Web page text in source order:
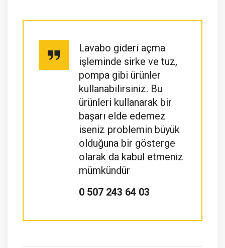
Lavabo gideri açma
işleminde sirke ve tuz,
pompa gibi ürünler
kullanabilirsiniz. Bu
ürünleri kullanarak bir
başarı elde edemez
iseniz problemin büyük
olduğuna bir gösterge
olarak da kabul etmeniz
mümkündür
0 507 243 64 03